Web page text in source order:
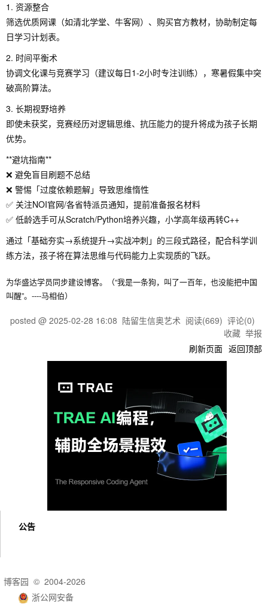
1. 资源整合
筛选优质网课（如清北学堂、牛客网）、购买官方教材，协助制定每
日学习计划表。
2. 时间平衡术
协调文化课与竞赛学习（建议每日1-2小时专注训练），寒暑假集中突
破高阶算法。
3. 长期视野培养
即使未获奖，竞赛经历对逻辑思维、抗压能力的提升将成为孩子长期
优势。
**避坑指南**
❌ 避免盲目刷题不总结
❌ 警惕「过度依赖题解」导致思维惰性
✅ 关注NOI官网/各省特派员通知，提前准备报名材料
✅ 低龄选手可从Scratch/Python培养兴趣，小学高年级再转C++
通过「基础夯实→系统提升→实战冲刺」的三段式路径，配合科学训
练方法，孩子将在算法思维与代码能力上实现质的飞跃。
为华盛达学员同步建设博客。（“我是一条狗，叫了一百年，也没能把中国
叫醒”。----马相伯）
posted @ 2025-02-28 16:08 陆留生信奥艺术 阅读(669) 评论(0)
收藏 举报
刷新页面 返回顶部
公告
博客园 © 2004-2026
浙公网安备